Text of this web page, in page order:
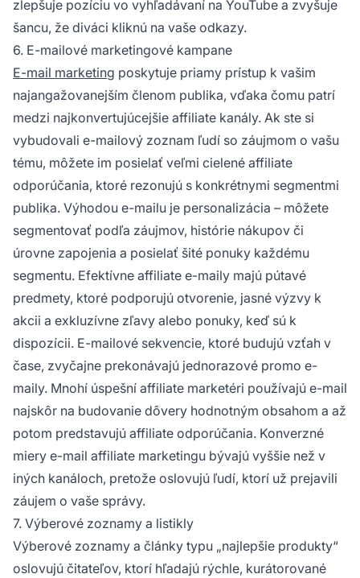
zlepšuje pozíciu vo vyhľadávaní na YouTube a zvyšuje
šancu, že diváci kliknú na vaše odkazy.
6. E-mailové marketingové kampane
E-mail marketing poskytuje priamy prístup k vašim
najangažovanejším členom publika, vďaka čomu patrí
medzi najkonvertujúcejšie affiliate kanály. Ak ste si
vybudovali e-mailový zoznam ľudí so záujmom o vašu
tému, môžete im posielať veľmi cielené affiliate
odporúčania, ktoré rezonujú s konkrétnymi segmentmi
publika. Výhodou e-mailu je personalizácia – môžete
segmentovať podľa záujmov, histórie nákupov či
úrovne zapojenia a posielať šité ponuky každému
segmentu. Efektívne affiliate e-maily majú pútavé
predmety, ktoré podporujú otvorenie, jasné výzvy k
akcii a exkluzívne zľavy alebo ponuky, keď sú k
dispozícii. E-mailové sekvencie, ktoré budujú vzťah v
čase, zvyčajne prekonávajú jednorazové promo e-
maily. Mnohí úspešní affiliate marketéri používajú e-mail
najskôr na budovanie dôvery hodnotným obsahom a až
potom predstavujú affiliate odporúčania. Konverzné
miery e-mail affiliate marketingu bývajú vyššie než v
iných kanáloch, pretože oslovujú ľudí, ktorí už prejavili
záujem o vaše správy.
7. Výberové zoznamy a listikly
Výberové zoznamy a články typu „najlepšie produkty“
oslovujú čitateľov, ktorí hľadajú rýchle, kurátorované